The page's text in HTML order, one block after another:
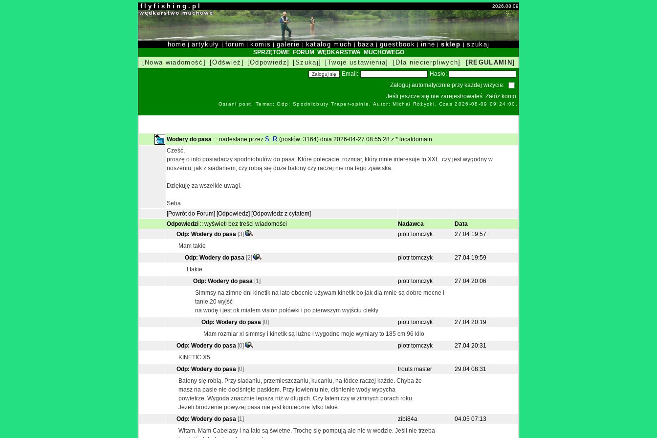
f l y f i s h i n g . p l 2026.08.09
home |artykuły | forum | komis |galerie | katalog much | baza | guestbook | inne |sklep |szukaj
SPRZĘTOWE FORUM WĘDKARSTWA MUCHOWEGO
[Nowa wiadomość] [Odśwież] [Odpowiedz] [Szukaj] [Twoje ustawienia] [Dla niecierpliwych] [REGULAMIN]
Email:
Hasło:
Zaloguj automatycznie przy każdej wizycie:
Jeśli jeszcze się nie zarejestrowałeś: Załóż konto
Ostani post! Temat: Odp: Spodniobuty Traper-opinie. Autor: Michał Różycki. Czas 2026-08-09 09:24:00.
Wodery do pasa : : nadesłane przez S.R (postów: 3164) dnia 2026-04-27 08:55:28 z *.localdomain
Cześć,
proszę o info posiadaczy spodniobutów do pasa. Które polecacie, rozmiar, który mnie interesuje to XXL. czy jest wygodny w
noszeniu, jak z siadaniem, czy robią się duże balony czy raczej nie ma tego zjawiska.
Dziękuję za wszelkie uwagi.
Seba
[Powrót do Forum] [Odpowiedz] [Odpowiedz z cytatem]
Odpowiedzi :: wyświetl bez treści wiadomości Nadawca
Data
Odp: Wodery do pasa [3] piotr tomczyk
27.04 19:57
Mam takie
Odp: Wodery do pasa [2] piotr tomczyk
27.04 19:59
I takie
Odp: Wodery do pasa [1] piotr tomczyk
27.04 20:06
Simmsy na zimne dni kinetik na lato obecnie używam kinetik bo jak dla mnie są dobre mocne i
tanie.20 wyjść
na wodę i jest ok miałem vision połówki i po pierwszym wyjściu ciekły
Odp: Wodery do pasa [0] piotr tomczyk
27.04 20:19
Mam rozmiar xl simmsy i kinetik są lużne i wygodne moje wymiary to 185 cm 96 kilo
Odp: Wodery do pasa [0] piotr tomczyk
27.04 20:31
KINETIC X5
Odp: Wodery do pasa [0] trouts master
29.04 08:31
Balony się robią. Przy siadaniu, przemieszczaniu, kucaniu, na łódce raczej każde. Chyba że
masz na pasie nie dociśnięte paskiem. Przy łowieniu nie, ciśnienie wody wypycha
powietrze. Wygoda znacznie lepsza niż w długich. Czy latem czy w zimnych porach roku.
Jeżeli brodzenie powyżej pasa nie jest konieczne tylko takie.
Odp: Wodery do pasa [1] zibi84a
04.05 07:13
Witam. Mam Cabelasy i na lato są świetne. Trochę się pompują ale nie w wodzie. Jeśli nie trzeba